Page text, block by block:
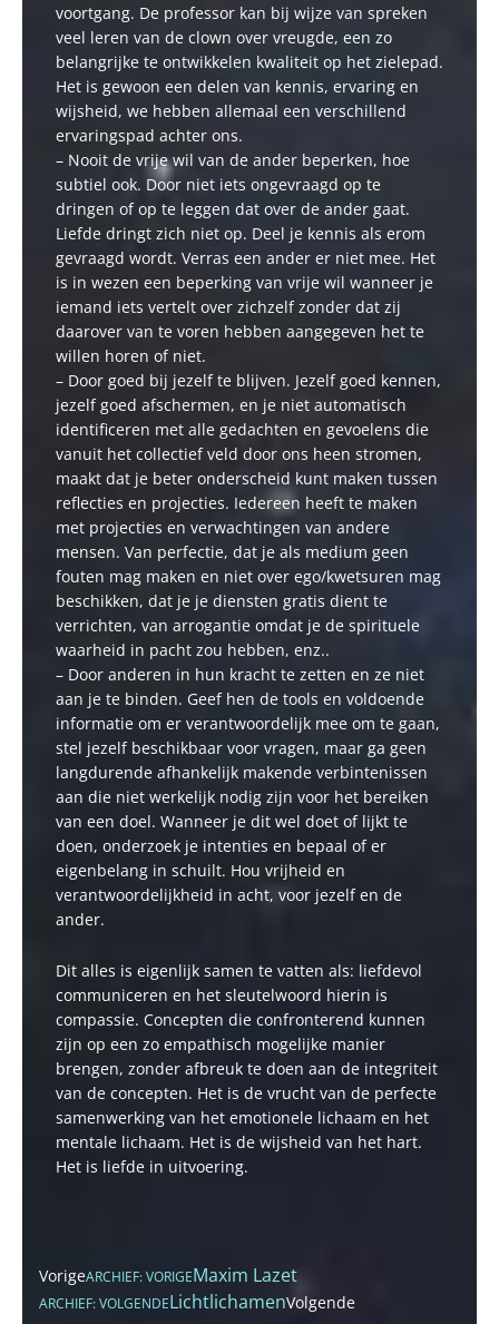
voortgang. De professor kan bij wijze van spreken
veel leren van de clown over vreugde, een zo
belangrijke te ontwikkelen kwaliteit op het zielepad.
Het is gewoon een delen van kennis, ervaring en
wijsheid, we hebben allemaal een verschillend
ervaringspad achter ons.
– Nooit de vrije wil van de ander beperken, hoe
subtiel ook. Door niet iets ongevraagd op te
dringen of op te leggen dat over de ander gaat.
Liefde dringt zich niet op. Deel je kennis als erom
gevraagd wordt. Verras een ander er niet mee. Het
is in wezen een beperking van vrije wil wanneer je
iemand iets vertelt over zichzelf zonder dat zij
daarover van te voren hebben aangegeven het te
willen horen of niet.
– Door goed bij jezelf te blijven. Jezelf goed kennen,
jezelf goed afschermen, en je niet automatisch
identificeren met alle gedachten en gevoelens die
vanuit het collectief veld door ons heen stromen,
maakt dat je beter onderscheid kunt maken tussen
reflecties en projecties. Iedereen heeft te maken
met projecties en verwachtingen van andere
mensen. Van perfectie, dat je als medium geen
fouten mag maken en niet over ego/kwetsuren mag
beschikken, dat je je diensten gratis dient te
verrichten, van arrogantie omdat je de spirituele
waarheid in pacht zou hebben, enz..
– Door anderen in hun kracht te zetten en ze niet
aan je te binden. Geef hen de tools en voldoende
informatie om er verantwoordelijk mee om te gaan,
stel jezelf beschikbaar voor vragen, maar ga geen
langdurende afhankelijk makende verbintenissen
aan die niet werkelijk nodig zijn voor het bereiken
van een doel. Wanneer je dit wel doet of lijkt te
doen, onderzoek je intenties en bepaal of er
eigenbelang in schuilt. Hou vrijheid en
verantwoordelijkheid in acht, voor jezelf en de
ander.
Dit alles is eigenlijk samen te vatten als: liefdevol
communiceren en het sleutelwoord hierin is
compassie. Concepten die confronterend kunnen
zijn op een zo empathisch mogelijke manier
brengen, zonder afbreuk te doen aan de integriteit
van de concepten. Het is de vrucht van de perfecte
samenwerking van het emotionele lichaam en het
mentale lichaam. Het is de wijsheid van het hart.
Het is liefde in uitvoering.
VorigeARCHIEF: VORIGEMaxim Lazet
ARCHIEF: VOLGENDELichtlichamenVolgende